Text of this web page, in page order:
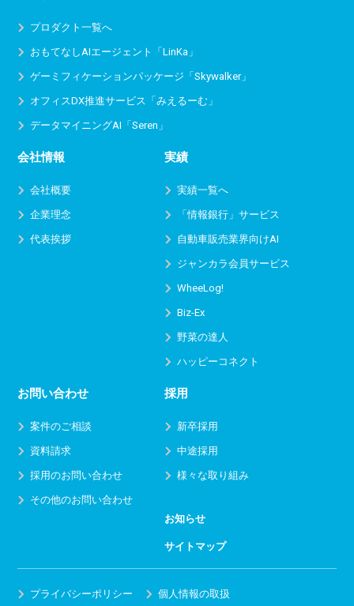
プロダクト一覧へ
おもてなしAIエージェント「LinKa」
ゲーミフィケーションパッケージ「Skywalker」
オフィスDX推進サービス 「みえるーむ」
データマイニングAI「Seren」
会社情報
会社概要
企業理念
代表挨拶
実績
実績一覧へ
「情報銀行」サービス
自動車販売業界向けAI
ジャンカラ会員サービス
WheeLog!
Biz-Ex
野菜の達人
ハッピーコネクト
お問い合わせ
案件のご相談
資料請求
採用のお問い合わせ
その他のお問い合わせ
採用
新卒採用
中途採用
様々な取り組み
お知らせ
サイトマップ
プライバシーポリシー 個人情報の取扱